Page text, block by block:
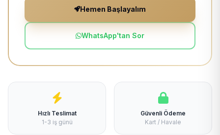
Hemen Başlayalım
WhatsApp'tan Sor
Hızlı Teslimat
1-3 iş günü
Güvenli Ödeme
Kart / Havale